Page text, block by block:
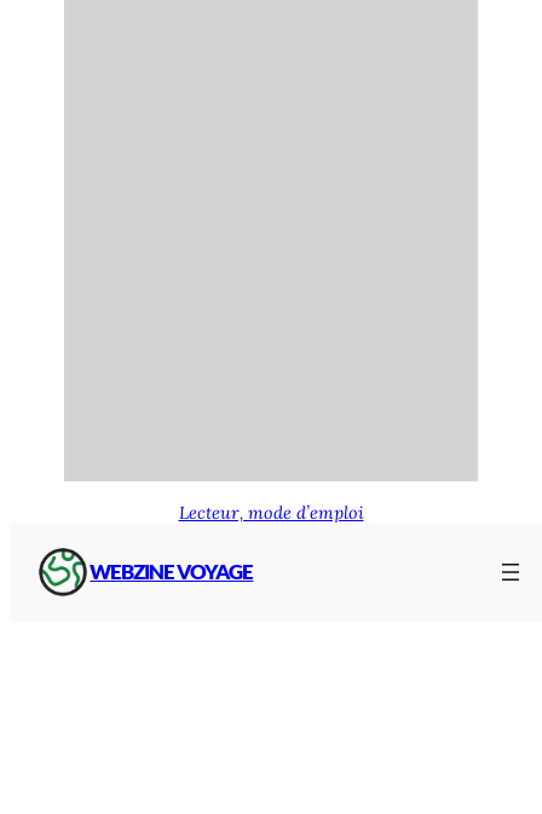
WEBZINE VOYAGE
Lecteur, mode d’emploi
Et pour compléter, voici le plan simplifié du